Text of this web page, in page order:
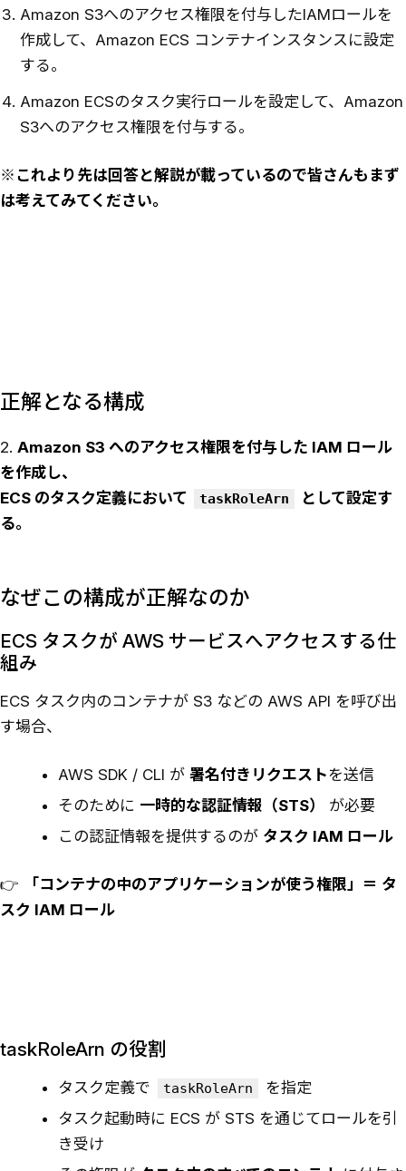
Amazon S3へのアクセス権限を付与したIAMロールを
作成して、Amazon ECS コンテナインスタンスに設定
する。
Amazon ECSのタスク実行ロールを設定して、Amazon
S3へのアクセス権限を付与する。
※ これより先は回答と解説が載っているので皆さんもまず
は考えてみてください。
正解となる構成
2. Amazon S3 へのアクセス権限を付与した IAM ロール
を作成し、
ECS のタスク定義において
taskRoleArn
として設定す
る。
なぜこの構成が正解なのか
ECS タスクが AWS サービスへアクセスする仕
組み
ECS タスク内のコンテナが S3 などの AWS API を呼び出
す場合、
AWS SDK / CLI が 署名付きリクエストを送信
そのために 一時的な認証情報（STS）
が必要
この認証情報を提供するのが タスク IAM ロール
👉
「コンテナの中のアプリケーションが使う権限」＝ タ
スク IAM ロール
taskRoleArn の役割
タスク定義で taskRoleArn
を指定
タスク起動時に ECS が STS を通じてロールを引
き受け